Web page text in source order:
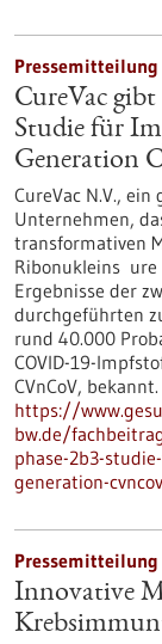
Pressemitteilung
CureVac
Studie für
Generation
CureVac N.V.,
Unternehmen,
transformativen
Ribonukleins ure
Ergebnisse der
durchgeführten
rund 40.000
COVID-19-
CVnCoV, bekannt.
https://
bw.de/
phase-2b3-
generation-
Pressemitteilung
Innovative